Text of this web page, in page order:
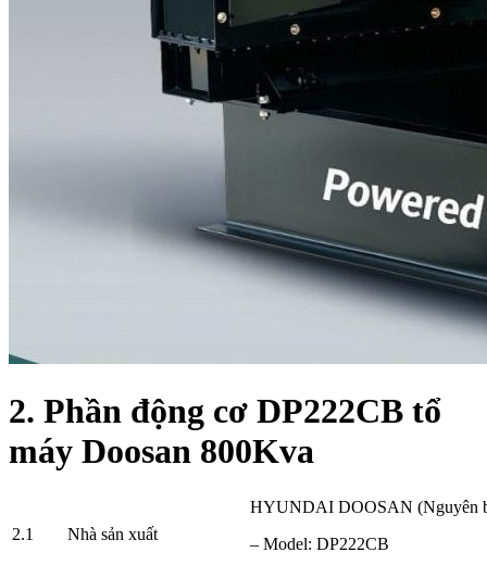
2. Phần động cơ DP222CB tổ
máy Doosan 800Kva
2.1 Nhà sản xuất
HYUNDAI DOOSAN (Nguyên
– Model: DP222CB